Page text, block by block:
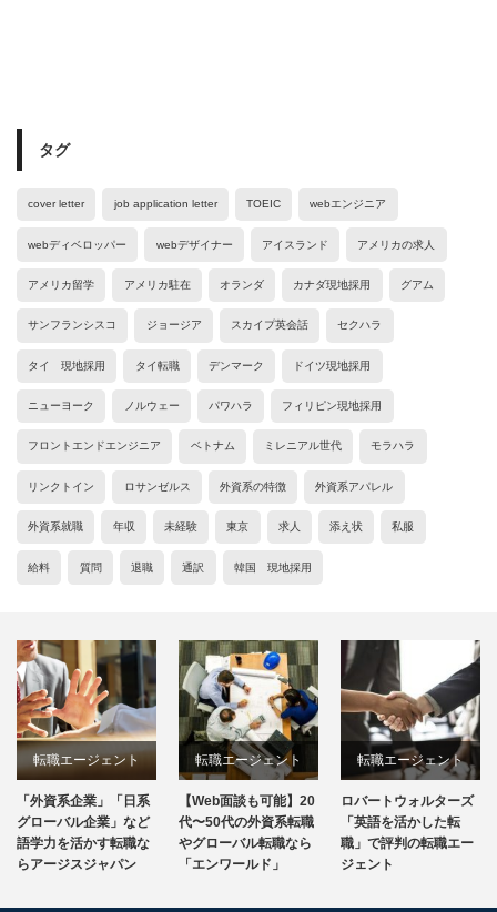
タグ
cover letter job application letter TOEIC webエンジニア
webディベロッパー webデザイナー アイスランド アメリカの求人
アメリカ留学 アメリカ駐在 オランダ カナダ現地採用 グアム
サンフランシスコ ジョージア スカイプ英会話 セクハラ
タイ 現地採用 タイ転職 デンマーク ドイツ現地採用
ニューヨーク ノルウェー パワハラ フィリピン現地採用
フロントエンドエンジニア ベトナム ミレニアル世代 モラハラ
リンクトイン ロサンゼルス 外資系の特徴 外資系アパレル
外資系就職 年収 未経験 東京 求人 添え状 私服
給料 質問 退職 通訳 韓国 現地採用
転職エージェント
「外資系企業」「日系
グローバル企業」など
語学力を活かす転職な
らアージスジャパン
転職エージェント
【Web面談も可能】20
代〜50代の外資系転職
やグローバル転職なら
「エンワールド」
転職エージェント
ロバートウォルターズ
「英語を活かした転
職」で評判の転職エー
ジェント